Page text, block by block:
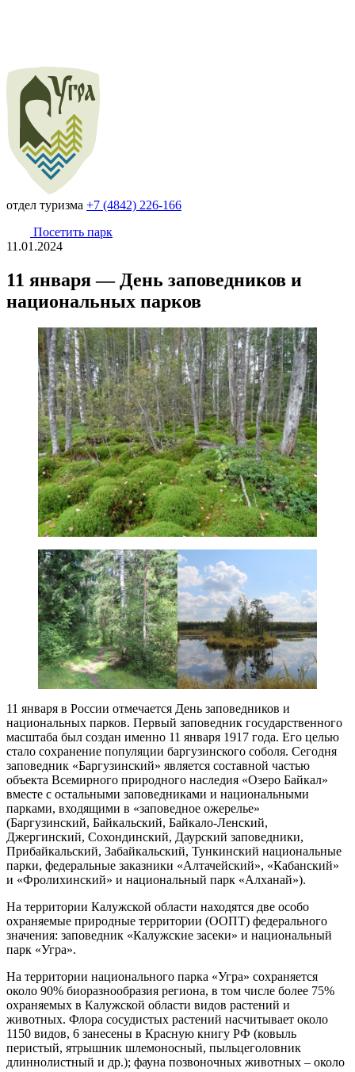
отдел туризма +7 (4842) 226-166
Посетить парк
11.01.2024
11 января — День заповедников и
национальных парков
11 января в России отмечается День заповедников и
национальных парков. Первый заповедник государственного
масштаба был создан именно 11 января 1917 года. Его целью
стало сохранение популяции баргузинского соболя. Сегодня
заповедник «Баргузинский» является составной частью
объекта Всемирного природного наследия «Озеро Байкал»
вместе с остальными заповедниками и национальными
парками, входящими в «заповедное ожерелье»
(Баргузинский, Байкальский, Байкало-Ленский,
Джергинский, Сохондинский, Даурский заповедники,
Прибайкальский, Забайкальский, Тункинский национальные
парки, федеральные заказники «Алтачейский», «Кабанский»
и «Фролихинский» и национальный парк «Алханай»).
На территории Калужской области находятся две особо
охраняемые природные территории (ООПТ) федерального
значения: заповедник «Калужские засеки» и национальный
парк «Угра».
На территории национального парка «Угра» сохраняется
около 90% биоразнообразия региона, в том числе более 75%
охраняемых в Калужской области видов растений и
животных. Флора сосудистых растений насчитывает около
1150 видов, 6 занесены в Красную книгу РФ (ковыль
перистый, ятрышник шлемоносный, пыльцеголовник
длиннолистный и др.); фауна позвоночных животных – около